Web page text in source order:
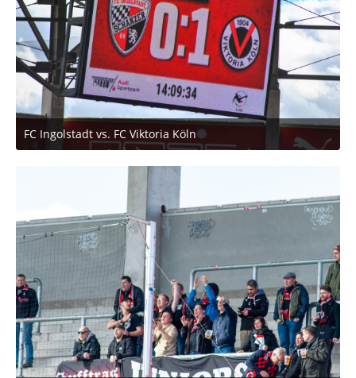
FC Ingolstadt vs. FC Viktoria Köln
2. März 2020 um 11:53